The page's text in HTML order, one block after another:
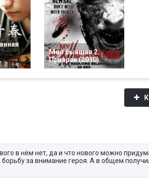
Моя бывшая 2.
Призрак (2010)
в нём нет, да и что нового можно
за внимание героя. А в общем